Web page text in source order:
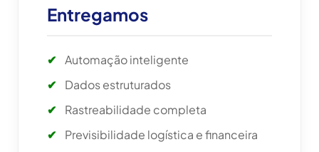
Entregamos
Automação inteligente
Dados estruturados
Rastreabilidade completa
Previsibilidade logística e financeira